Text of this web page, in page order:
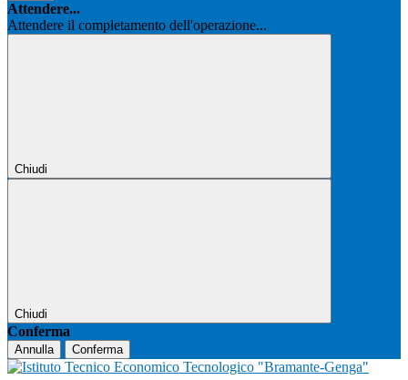
Attendere...
Attendere il completamento dell'operazione...
Chiudi
Chiudi
Conferma
Annulla Conferma